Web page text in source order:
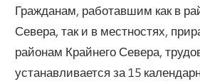
Гражданам, работавшим как в
Севера, так и в местностях,
районам Крайнего Севера,
устанавливается за 15